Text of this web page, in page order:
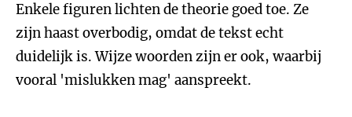
Enkele figuren lichten de theorie goed toe. Ze
zijn haast overbodig, omdat de tekst echt
duidelijk is. Wijze woorden zijn er ook, waarbij
vooral 'mislukken mag' aanspreekt.